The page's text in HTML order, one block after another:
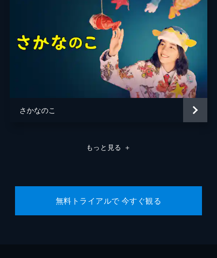
さかなのこ
もっと見る ＋
無料トライアルで 今すぐ観る